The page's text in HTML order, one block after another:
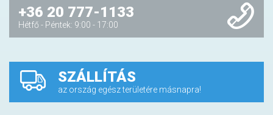
+36 20 777-1133
Hétfő - Péntek: 9:00 - 17:00
SZÁLLÍTÁS
az ország egész területére másnapra!